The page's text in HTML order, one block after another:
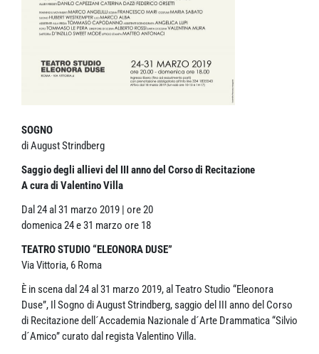
SOGNO
di August Strindberg
Saggio degli allievi del III anno del Corso di Recitazione
A cura di Valentino Villa
Dal 24 al 31 marzo 2019 | ore 20
domenica 24 e 31 marzo ore 18
TEATRO STUDIO “ELEONORA DUSE”
Via Vittoria, 6 Roma
È in scena dal 24 al 31 marzo 2019, al Teatro Studio “Eleonora
Duse”, Il Sogno di August Strindberg, saggio del III anno del Corso
di Recitazione dell´Accademia Nazionale d´Arte Drammatica “Silvio
d´Amico” curato dal regista Valentino Villa.